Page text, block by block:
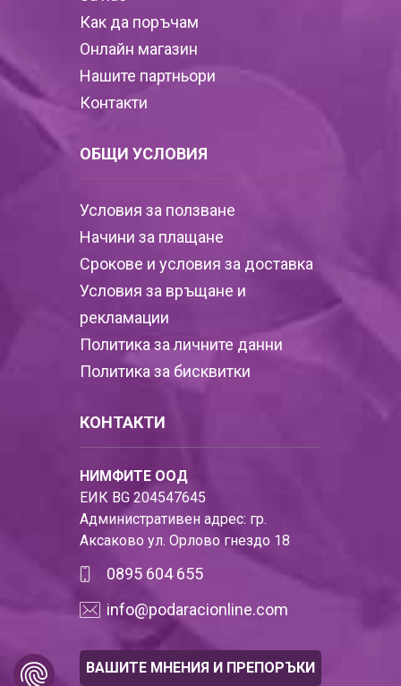
Как да поръчам
Онлайн магазин
Нашите партньори
Контакти
ОБЩИ УСЛОВИЯ
Условия за ползване
Начини за плащане
Срокове и условия за доставка
Условия за връщане и
рекламации
Политика за личните данни
Политика за бисквитки
КОНТАКТИ
НИМФИТЕ ООД
ЕИК BG 204547645
Административен адрес: гр.
Аксаково ул. Орлово гнездо 18
0895 604 655
info@podaracionline.com
ВАШИТЕ МНЕНИЯ И ПРЕПОРЪКИ